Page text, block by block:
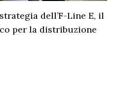
dell’F-Line E, il
per la distribuzione